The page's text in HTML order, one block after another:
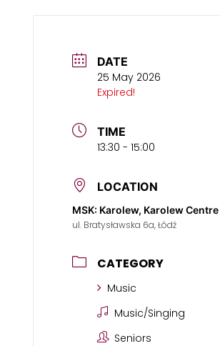
DATE
25 May 2026
Expired!
TIME
13:30 - 15:00
LOCATION
MSK: Karolew, Karolew Centre
ul. Bratysławska 6a, Łódź
CATEGORY
Music
Music/Singing
Seniors